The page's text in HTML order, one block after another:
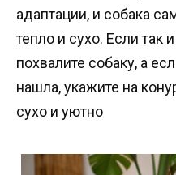
адаптации, и собака
тепло и сухо. Если так
похвалите собаку, а
нашла, укажите на
сухо и уютно